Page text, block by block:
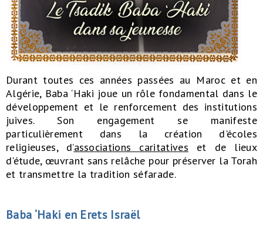
Durant toutes ces années passées au Maroc et en
Algérie, Baba ‘Haki joue un rôle fondamental dans le
développement et le renforcement des institutions
juives. Son engagement se manifeste
particulièrement dans la création d'écoles
religieuses, d’associations caritatives et de lieux
d'étude, œuvrant sans relâche pour préserver la Torah
et transmettre la tradition séfarade.
Baba ‘Haki en Erets Israël